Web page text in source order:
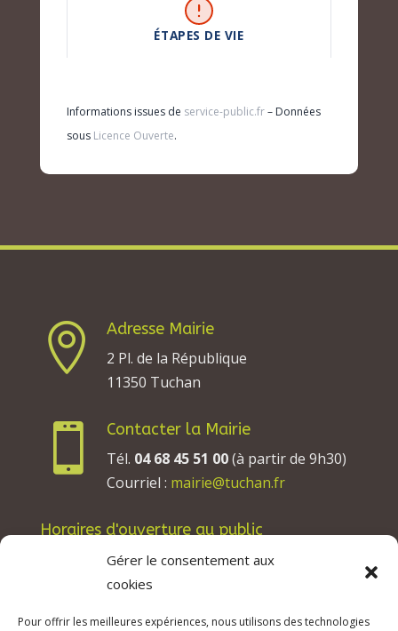
Gérer le consentement aux
cookies
Pour offrir les meilleures expériences, nous utilisons des technologies
ÉTAPES DE VIE
Informations issues de service-public.fr– Données
sous Licence Ouverte.

Adresse Mairie
2 Pl. de la République
11350 Tuchan

Contacter la Mairie
Tél. 04 68 45 51 00(à partir de 9h30)
Courriel : mairie@tuchan.fr
Horaires d'ouverture au public
Les lundis, mardis et jeudis : de 8h à 12h et de
13h30 à 17h30.